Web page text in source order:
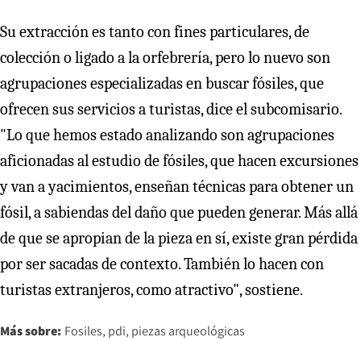
Su extracción es tanto con fines particulares, de
colección o ligado a la orfebrería, pero lo nuevo son
agrupaciones especializadas en buscar fósiles, que
ofrecen sus servicios a turistas, dice el subcomisario.
"Lo que hemos estado analizando son agrupaciones
aficionadas al estudio de fósiles, que hacen excursiones
y van a yacimientos, enseñan técnicas para obtener un
fósil, a sabiendas del daño que pueden generar. Más allá
de que se apropian de la pieza en sí, existe gran pérdida
por ser sacadas de contexto. También lo hacen con
turistas extranjeros, como atractivo", sostiene.
Más sobre: Fosiles pdi piezas arqueológicas